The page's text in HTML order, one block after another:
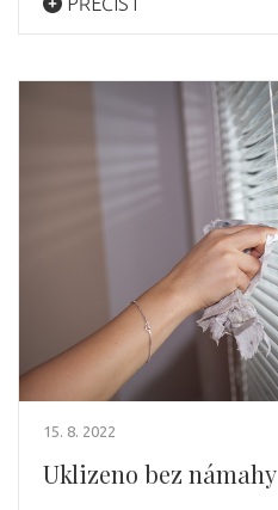
15. 8. 2022
Uklizeno bez námahy